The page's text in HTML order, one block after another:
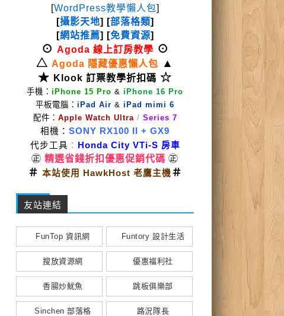
[WordPress教學懶人包]
[攝影天地] [部落格類]
[網站推薦] [免費資源]
⊙ Agoda 線上訂房教學 ⊙
△ Agoda 隱藏優惠懶人包
▲
★ Klook 訂票教學折扣碼 ☆
手機： iPhone 15 Pro & iPhone 16 Pro
平板電腦： iPad Air & iPad mimi 6
配件： Apple Watch Ultra / Series 7
相機： SONY RX100 II
+ GX9
代步工具 ： Honda City VTi-S 房車
㊣ 精選省錢折扣優惠促銷代碼 ㊣
＃ 本站使用 HawkHost 老鷹主機＃
友站連結
FunTop 資訊網 Funtory 設計生活
搜放資源網 優惠福利社
香腸炒魷魚 跳板俱樂部
Sinchen 部落格 路況隊長